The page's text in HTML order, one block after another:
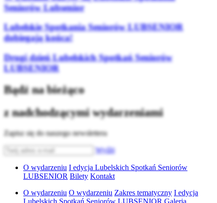
Seniorów Lubsenior
Lubelskie Spotkania Seniorów LUBSENIOR
dobiegają końca!
Drugi dzień Lubelskich Spotkań Seniorów
LUBSENIOR
Bądź na bieżąco
z nadchodzącymi wydarzeniami
Zapisz się do naszego newslettera
Wyślij
O wydarzeniu I edycja Lubelskich Spotkań Seniorów
LUBSENIOR Bilety Kontakt
O wydarzeniu O wydarzeniu Zakres tematyczny I edycja
Lubelskich Spotkań Seniorów LUBSENIOR Galeria